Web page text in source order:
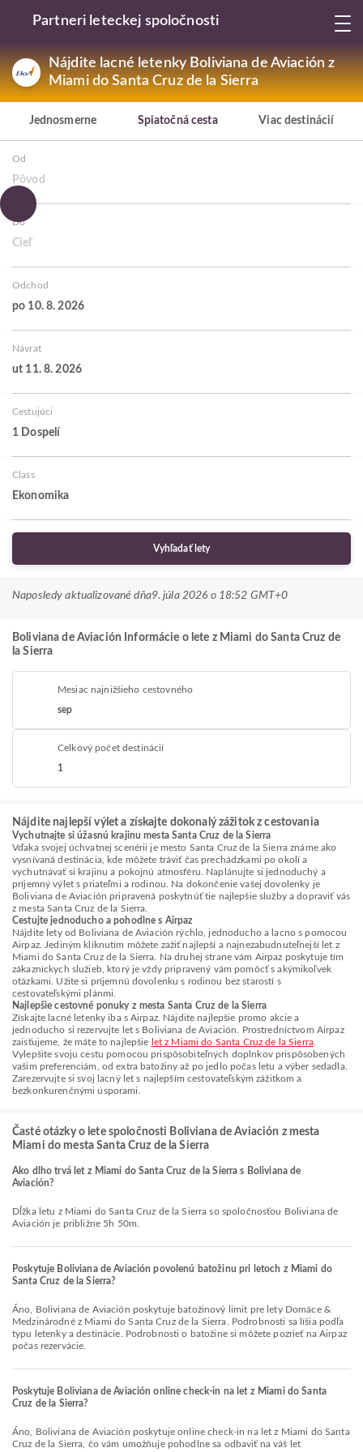
Partneri leteckej spoločnosti
Nájdite lacné letenky Boliviana de Aviación z
Miami do Santa Cruz de la Sierra
Jednosmerne Spiatočná cesta Viac destinácií
Od
Pôvod
Do
Cieľ
Odchod
po 10. 8. 2026
Návrat
ut 11. 8. 2026
Cestujúci
1 Dospelí
Class
Ekonomika
Vyhľadať lety
Naposledy aktualizované dňa9. júla 2026 o 18:52 GMT+0
Boliviana de Aviación Informácie o lete z Miami do Santa Cruz de
la Sierra
Mesiac najnižšieho cestovného
sep
Celkový počet destinácií
1
Nájdite najlepší výlet a získajte dokonalý zážitok z cestovania
Vychutnajte si úžasnú krajinu mesta Santa Cruz de la Sierra
Vďaka svojej úchvatnej scenérii je mesto Santa Cruz de la Sierra známe ako
vysnívaná destinácia, kde môžete tráviť čas prechádzkami po okolí a
vychutnávať si krajinu a pokojnú atmosféru. Naplánujte si jednoduchý a
príjemný výlet s priateľmi a rodinou. Na dokončenie vašej dovolenky je
Boliviana de Aviación pripravená poskytnúť tie najlepšie služby a dopraviť vás
z mesta Santa Cruz de la Sierra.
Cestujte jednoducho a pohodlne s Airpaz
Nájdite lety od Boliviana de Aviación rýchlo, jednoducho a lacno s pomocou
Airpaz. Jediným kliknutím môžete zažiť najlepší a najnezabudnuteľnejší let z
Miami do Santa Cruz de la Sierra. Na druhej strane vám Airpaz poskytuje tím
zákazníckych služieb, ktorý je vždy pripravený vám pomôcť s akýmikoľvek
otázkami. Užite si príjemnú dovolenku s rodinou bez starostí s
cestovateľskými plánmi.
Najlepšie cestovné ponuky z mesta Santa Cruz de la Sierra
Získajte lacné letenky iba s Airpaz. Nájdite najlepšie promo akcie a
jednoducho si rezervujte let s Boliviana de Aviación. Prostredníctvom Airpaz
zaisťujeme, že máte to najlepšie let z Miami do Santa Cruz de la Sierra.
Vylepšite svoju cestu pomocou prispôsobiteľných doplnkov prispôsobených
vašim preferenciám, od extra batožiny až po jedlo počas letu a výber sedadla.
Zarezervujte si svoj lacný let s najlepším cestovateľským zážitkom a
bezkonkurenčnými úsporami.
Časté otázky o lete spoločnosti Boliviana de Aviación z mesta
Miami do mesta Santa Cruz de la Sierra
Ako dlho trvá let z Miami do Santa Cruz de la Sierra s Boliviana de
Aviación?
Dĺžka letu z Miami do Santa Cruz de la Sierra so spoločnosťou Boliviana de
Aviación je približne 5h 50m.
Poskytuje Boliviana de Aviación povolenú batožinu pri letoch z Miami do
Santa Cruz de la Sierra?
Áno, Boliviana de Aviación poskytuje batožinový limit pre lety Domáce &
Medzinárodné z Miami do Santa Cruz de la Sierra. Podrobnosti sa líšia podľa
typu letenky a destinácie. Podrobnosti o batožine si môžete pozrieť na Airpaz
počas rezervácie.
Poskytuje Boliviana de Aviación online check-in na let z Miami do Santa
Cruz de la Sierra?
Áno, Boliviana de Aviación poskytuje online check-in na let z Miami do Santa
Cruz de la Sierra, čo vám umožňuje pohodlne sa odbaviť na váš let